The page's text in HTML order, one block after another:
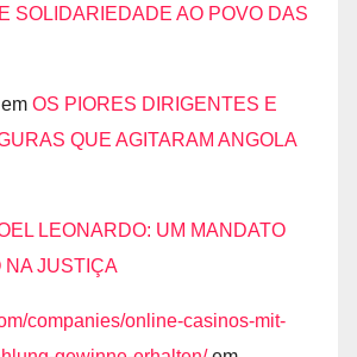
SOLIDARIEDADE AO POVO DAS
em OS PIORES DIRIGENTES E
QUE AGITARAM ANGOLA
LEONARDO: UM MANDATO
JUSTIÇA
companies/online-casinos-mit-